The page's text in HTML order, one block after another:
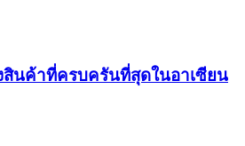
นค้าที่ครบครันที่สุดในอาเซียน